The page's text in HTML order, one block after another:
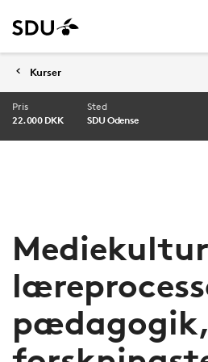
Kurser
Pris
22.000 DKK
Sted
SDU Odense
pædagogik,